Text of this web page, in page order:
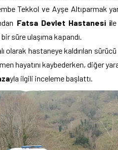
Tekkol ve Ayşe Altıparmak
Fatsa Devlet Hastanesi i
süre ulaşıma kapandı.
olarak hastaneye kaldırılan
hayatını kaybederken, diğer
yla ilgili inceleme başlattı.